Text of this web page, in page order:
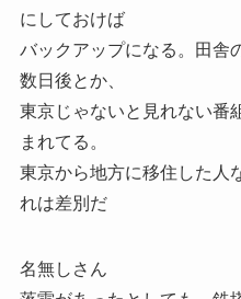
にしておけば
バックアップになる。田舎
数日後とか、
東京じゃないと見れない番
まれてる。
東京から地方に移住した人
れは差別だ
名無しさん